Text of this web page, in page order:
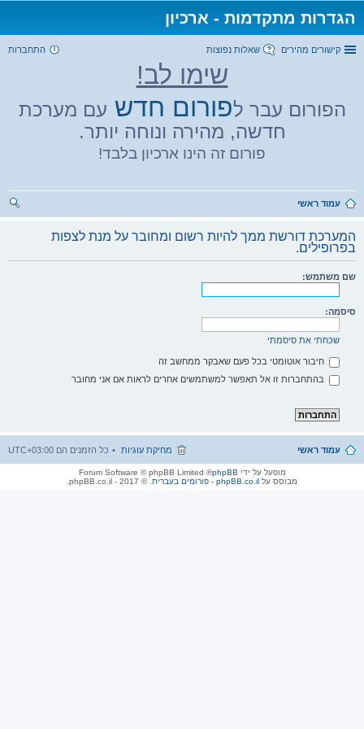
הגדרות מתקדמות - ארכיון
קישורים מהירים שאלות נפוצות התחברות
שימו לב!
הפורום עבר לפורום חדש עם מערכת
חדשה, מהירה ונוחה יותר.
פורום זה הינו ארכיון בלבד!
עמוד ראשי
המערכת דורשת ממך להיות רשום ומחובר על מנת לצפות
בפרופילים.
שם משתמש:
סיסמה:
שכחתי את סיסמתי
חיבור אוטומטי בכל פעם שאבקר ממחשב זה
בהתחברות זו אל תאפשר למשתמשים אחרים לראות אם אני מחובר
עמוד ראשי כל הזמנים הם UTC+03:00 מחיקת עוגיות
מופעל על ידי phpBB
® Forum Software © phpBB Limited
מבוסס על phpBB.co.il - פורומים בעברית . © 2017 - phpBB.co.il.